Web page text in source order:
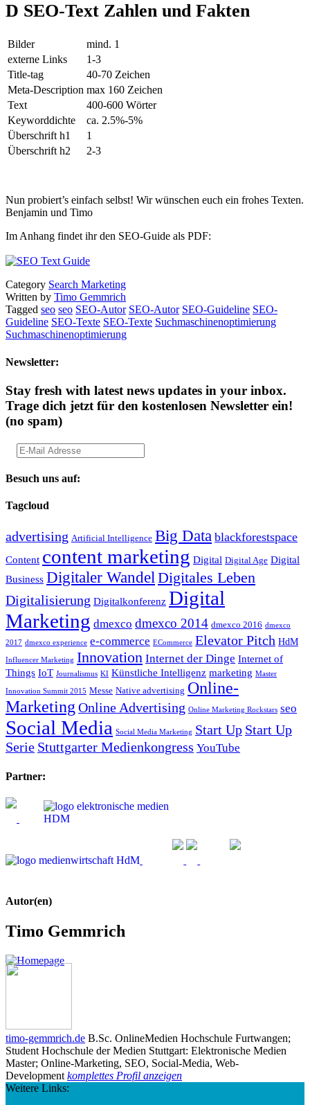
D SEO-Text Zahlen und Fakten
Bilder
mind. 1
externe Links
1-3
Title-tag
40-70 Zeichen
Meta-Description max 160 Zeichen
Text
400-600 Wörter
Keyworddichte
ca. 2.5%-5%
Überschrift h1
1
Überschrift h2
2-3
Nun probiert’s einfach selbst! Wir wünschen euch ein frohes Texten.
Benjamin und Timo
Im Anhang findet ihr den SEO-Guide als PDF:
Category Search Marketing
Written by Timo Gemmrich
Tagged seo seo SEO-Autor SEO-Autor SEO-Guideline SEO-
Guideline SEO-Texte SEO-Texte Suchmaschinenoptimierung
Suchmaschinenoptimierung
Newsletter:
Stay fresh with latest news updates in your inbox.
Trage dich jetzt für den kostenlosen Newsletter ein!
(no spam)
Besuch uns auf:
Tagcloud
advertising Artificial Intelligence Big Data blackforestspace
Content content marketing Digital Digital Age Digital
Business Digitaler WandelDigitales Leben
Digitalisierung Digitalkonferenz Digital
Marketing dmexco dmexco 2014 dmexco 2016 dmexco
2017 dmexco experience e-commerce ECommerce Elevator Pitch HdM
Influencer Marketing Innovation Internet der Dinge Internet of
Things IoT Journalismus KI Künstliche Intelligenz marketing Master
Innovation Summit 2015 Messe Native advertising Online-
MarketingOnline Advertising Online Marketing Rockstars seo
Social Media Social Media Marketing Start Up Start Up
Serie Stuttgarter Medienkongress YouTube
Partner:
Autor(en)
Timo Gemmrich
timo-gemmrich.de B.Sc. OnlineMedien Hochschule Furtwangen;
Student Hochschule der Medien Stuttgart: Elektronische Medien
Master; Online-Marketing, SEO, Social-Media, Web-
Development komplettes Profil anzeigen
Weitere Links: